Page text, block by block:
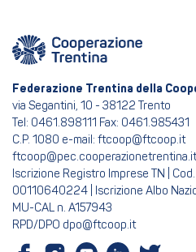
Federazione Trentina della
via Segantini, 10 - 38122 Trento
Tel: 0461.898111 Fax: 0461.985431
C.P. 1080 e-mail: ftcoop@ftcoop.it
ftcoop@pec.cooperazionetrentina.it
Iscrizione Registro Imprese TN |
00110640224 | Iscrizione Albo
MU-CAL n. A157943
RPD/DPO dpo@ftcoop.it